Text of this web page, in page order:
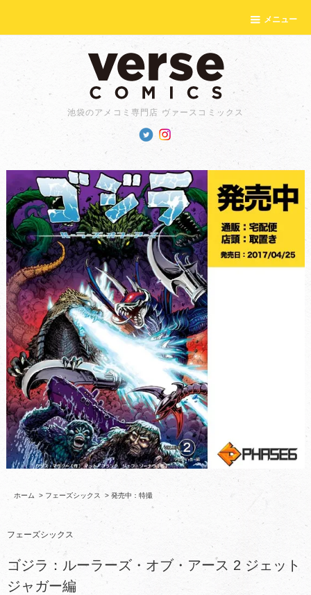
メニュー
池袋のアメコミ専門店 ヴァースコミックス
ホーム > フェーズシックス > 発売中：特撮
フェーズシックス
ゴジラ：ルーラーズ・オブ・アース 2 ジェット
ジャガー編